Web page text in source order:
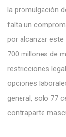
la promulgación
falta un
por alcanzar este
700 millones de
restricciones
opciones
general, solo 77
contraparte